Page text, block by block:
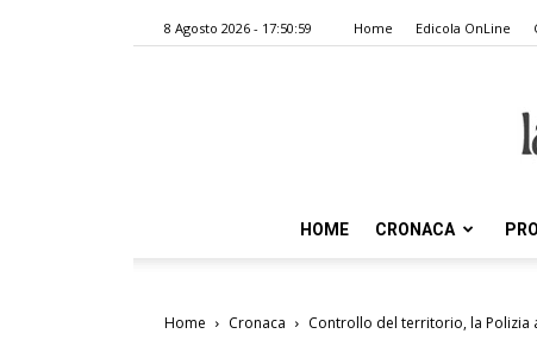
8 Agosto 2026 - 17:50:59 Home Edicola OnLine
HOME CRONACA
Home Cronaca Controllo del territorio, la